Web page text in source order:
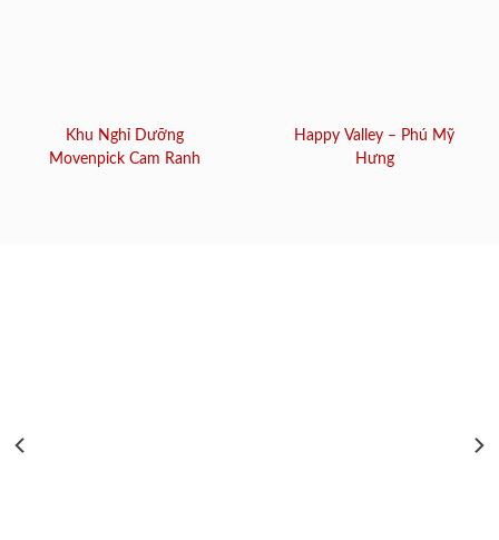
Khu Nghỉ Dưỡng
Movenpick Cam Ranh
Happy Valley – Phú Mỹ
Hưng